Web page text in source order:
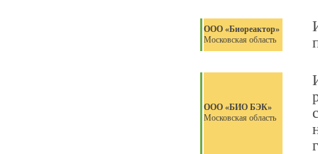
ООО «Биореактор»
Московская область
ООО «БИО БЭК»
Московская область